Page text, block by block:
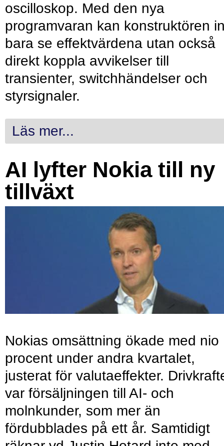
oscilloskop. Med den nya
programvaran kan konstruktören
bara se effektvärdena utan också
direkt koppla avvikelser till
transienter, switchhändelser och
styrsignaler.
Läs mer...
AI lyfter Nokia till ny
tillväxt
Nokias omsättning ökade med nio
procent under andra kvartalet,
justerat för valutaeffekter.
var försäljningen till AI- och
molnkunder, som mer än
fördubblades på ett år. Samtidigt